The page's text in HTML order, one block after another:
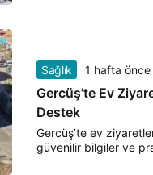
Sağlık 1 hafta önce
Gercüş’te Ev
Destek
Gercüş’te ev
güvenilir bilgiler ve